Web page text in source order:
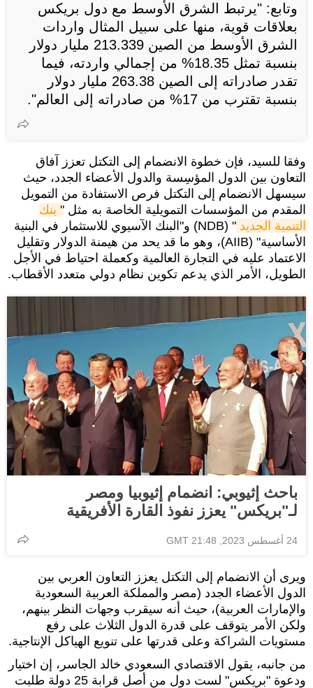
وتابع: "يرتبط الشرق الأوسط مع دول بريكس
بعلاقات قوية، منها على سبيل المثال واردات
الشرق الأوسط من الصين 213.339 مليار دولار
بنسبة تمثل 18.35% من إجمالي واردته، فيما
تقدر صادراته إلى الصين 263.38 مليار دولار
بنسبة تقترب من 17% من صادراته إلى العالم".
وفقا للسيد، فإن خطوة الانضمام إلى التكتل تعزز آفاق
التعاون بين الدول المؤسِسة والدول الأعضاء الجدد، حيث
سيسهل الانضمام إلى التكتل فرص الاستفادة من التمويل
المقدم من المؤسسات التمويلية الخاصة به مثل "
التنمية الجديد
" (NDB) و"البنك الآسيوي للاستثمار في البنية
الأساسية" (AIIB)، وهو ما قد يحد من هيمنة الدولار وتقليل
الاعتماد عليه في التجارة العالمية وكعملة احتياط في الأجل
الطويل، الأمر الذي يدعم تكوين نظام دولي متعدد الأقطاب.
باحث إثيوبي: انضمام إثيوبيا ومصر
لـ"بريكس" يعزز نفوذ القارة الأفريقية
24 أغسطس 2023, 21:48 GMT
ويرى أن الانضمام إلى التكتل يعزز التعاون العربي بين
الدول الأعضاء الجدد (مصر والمملكة العربية السعودية
والإمارات العربية)، حيث أنه سيقرب وجهات النظر بينهم،
ولكن الأمر يتوقف على قدرة الدول الثلاث على رفع
مستويات الشراكة وعلى قدرتها على تنويع الهياكل الإنتاجية.
من جانبه، يقول الاقتصادي السعودي خالد الجاسر، إن اختيار
ودعوة "بريكس" لست دول من أصل قرابة 25 دولة طلبت